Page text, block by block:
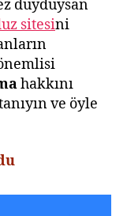
duyduysan
sitesini
hakkını
ve öyle